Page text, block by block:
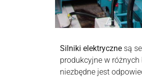
Silniki elektryczne są
produkcyjne w
niezbędne jest